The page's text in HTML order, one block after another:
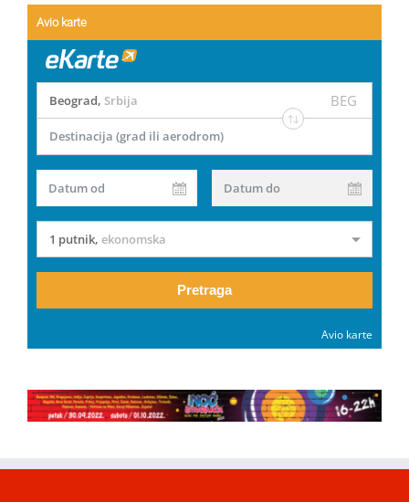
Avio karte
Beograd, Srbija BEG
Destinacija (grad ili aerodrom)
Datum od Datum do
1 putnik, ekonomska
Pretraga
Avio karte